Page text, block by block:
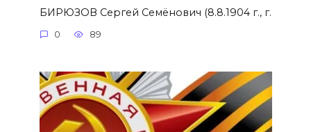
БИРЮЗОВ Сергей Семёнович (8.8.1904 г., г.
0 89